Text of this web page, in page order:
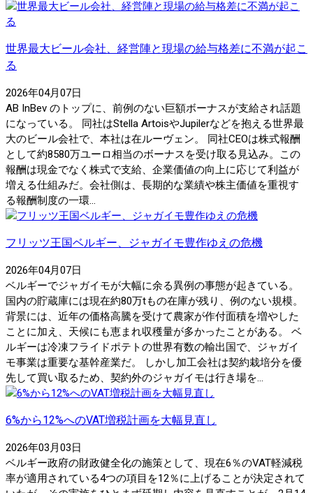
世界最大ビール会社、経営陣と現場の給与格差に不満が起こ
る
2026年04月07日
AB InBev のトップに、前例のない巨額ボーナスが支給され話題
になっている。 同社はStella ArtoisやJupilerなどを抱える世界最
大のビール会社で、本社は在ルーヴェン。 同社CEOは株式報酬
として約8580万ユーロ相当のボーナスを受け取る見込み。この
報酬は現金でなく株式で支給、企業価値の向上に応じて利益が
増える仕組みだ。会社側は、長期的な業績や株主価値を重視す
る報酬制度の一環...
フリッツ王国ベルギー、ジャガイモ豊作ゆえの危機
2026年04月07日
ベルギーでジャガイモが大幅に余る異例の事態が起きている。
国内の貯蔵庫には現在約80万tもの在庫が残り、例のない規模。
背景には、近年の価格高騰を受けて農家が作付面積を増やした
ことに加え、天候にも恵まれ収穫量が多かったことがある。 ベ
ルギーは冷凍フライドポテトの世界有数の輸出国で、ジャガイ
モ事業は重要な基幹産業だ。 しかし加工会社は契約栽培分を優
先して買い取るため、契約外のジャガイモは行き場を...
6%から12%へのVAT増税計画を大幅見直し
2026年03月03日
ベルギー政府の財政健全化の施策として、現在6％のVAT軽減税
率が適用されている4つの項目を12％に上げることが決定されて